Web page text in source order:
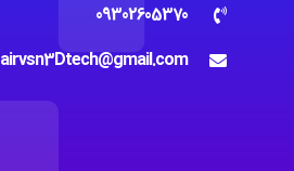
09302605370
airvsn3Dtech@gmail.com